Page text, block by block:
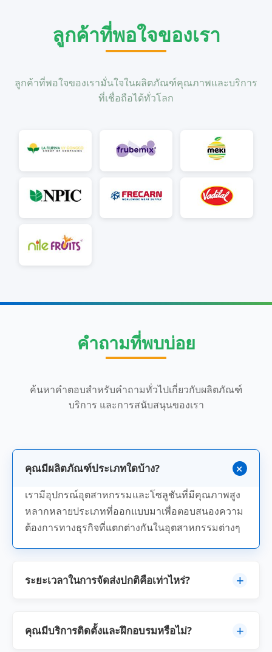
ลูกค้าที่พอใจของเรา
ลูกค้าที่พอใจของเรามั่นใจในผลิตภัณฑ์คุณภาพและบริการ
ที่เชื่อถือได้ทั่วโลก
คำถามที่พบบ่อย
ค้นหาคำตอบสำหรับคำถามทั่วไปเกี่ยวกับผลิตภัณฑ์
บริการ และการสนับสนุนของเรา
คุณมีผลิตภัณฑ์ประเภทใดบ้าง? +
เรามีอุปกรณ์อุตสาหกรรมและโซลูชันที่มีคุณภาพสูง
หลากหลายประเภทที่ออกแบบมาเพื่อตอบสนองความ
ต้องการทางธุรกิจที่แตกต่างกันในอุตสาหกรรมต่างๆ
ระยะเวลาในการจัดส่งปกติคือเท่าไหร่? +
ซ้อนของผลิตภัณฑ์และปริมาณการสั่งซื้อ ผลิตภัณฑ์
มาตรฐานมักจะพร้อมภายใน 15-30 วัน ในขณะที่
คุณมีบริการติดตั้งและฝึกอบรมหรือไม่? +